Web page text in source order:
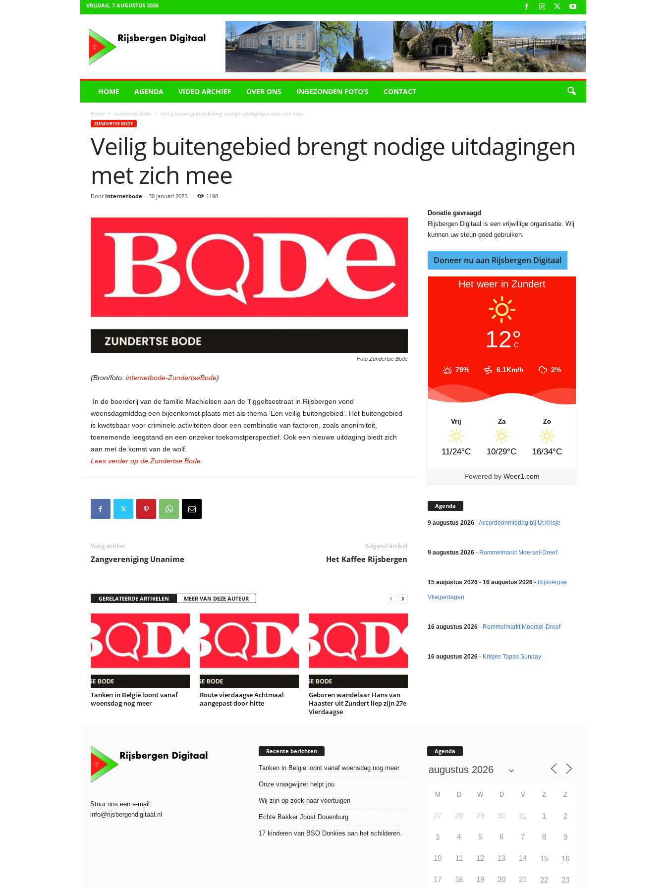
VRIJDAG, 7 AUGUSTUS 2026
HOME AGENDA VIDEO ARCHIEF OVER ONS INGEZONDEN FOTO’S CONTACT
Home zundertse bode Veilig buitengebied brengt nodige uitdagingen met zich mee
ZUNDERTSE BODE
Veilig buitengebied brengt nodige uitdagingen
met zich mee
Door Internetbode - 30 januari 2025 1198
Foto Zundertse Bode
(Bron/foto:internetbode-ZundertseBode)
In de boerderij van de familie Machielsen aan de Tiggeltsestraat in Rijsbergen vond
woensdagmiddag een bijeenkomst plaats met als thema ‘Een veilig buitengebied’. Het buitengebied
is kwetsbaar voor criminele activiteiten door een combinatie van factoren, zoals anonimiteit,
toenemende leegstand en een onzeker toekomstperspectief. Ook een nieuwe uitdaging biedt zich
aan met de komst van de wolf.
Lees verder op de Zundertse Bode.
Vorig artikel
Zangvereniging Unanime
Volgend artikel
Het Kaffee Rijsbergen
GERELATEERDE ARTIKELEN MEER VAN DEZE AUTEUR
Tanken in België loont vanaf
woensdag nog meer
Route vierdaagse Achtmaal
aangepast door hitte
Geboren wandelaar Hans van
Haaster uit Zundert liep zijn 27e
Vierdaagse
Donatie gevraagd
Rijsbergen Digitaal is een vrijwillige organisatie. Wij
kunnen uw steun goed gebruiken.
Doneer nu aan Rijsbergen Digitaal
Het weer in Zundert
12°
C
79% 6.1Km/h 2%
Vrij
11/24°C
Za
10/29°C
Zo
16/34°C
Powered by Weer1.com
Agenda
9 augustus 2026-Accordeonmiddag bij Ut Krisje
9 augustus 2026- Rommelmarkt Meersel-Dreef
15 augustus 2026 - 16 augustus 2026- Rijsbergse
Vliegerdagen
16 augustus 2026- Rommelmarkt Meersel-Dreef
16 augustus 2026- Krisjes Tapas Sunday
Stuur ons een e-mail:
info@rijsbergendigitaal.nl
Recente berichten
Tanken in België loont vanaf woensdag nog meer
Onze vraagwijzer helpt jou
Wij zijn op zoek naar voertuigen
Echte Bakker Joost Douenburg
17 kinderen van BSO Donkies aan het schilderen.
Agenda
M D W D V Z Z
27 28 29 30 31 1 2
3 4 5 6 7 8 9
10 11 12 13 14 15 16
17 18 19 20 21 22 23